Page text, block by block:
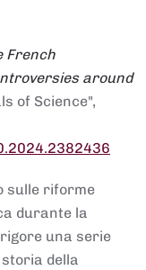
French
around
of Science",
sulle riforme
durante la
una serie
della